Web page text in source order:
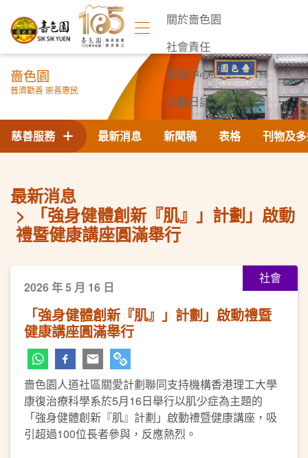
關於嗇色園
社會責任
新聞中心
活動日誌
聯絡我們
嗇色園
普濟勸善 崇善惠民
最新消息 新聞稿 表格 刊物及
慈善服務
最新消息
「強身健體創新『肌』」計劃」啟動
禮暨健康講座圓滿舉行
社會
2026 年 5 月 16 日
「強身健體創新『肌』」計劃」啟動禮暨
健康講座圓滿舉行
嗇色園人道社區關愛計劃聯同支持機構香港理工大學
康復治療科學系於5月16日舉行以肌少症為主題的
「強身健體創新『肌』計劃」啟動禮暨健康講座，吸
引超過100位長者參與，反應熱烈。